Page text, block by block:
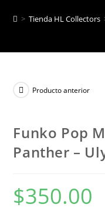
> Tienda HL Collectors
Producto anterior
Funko Pop
Panther –
$350.00